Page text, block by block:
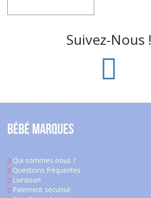
Suivez-Nous !
Bébé Marques
Qui sommes-nous ?
Questions fréquentes
Livraison
Paiement sécurisé